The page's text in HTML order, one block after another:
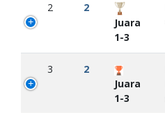
2
2
Juara
1-3
3
2
Juara
1-3